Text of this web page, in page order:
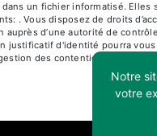
un fichier informatisé.
. Vous disposez de droits
d’une autorité de
justificatif d'identité pourra
des contentieux.
Notre
votre